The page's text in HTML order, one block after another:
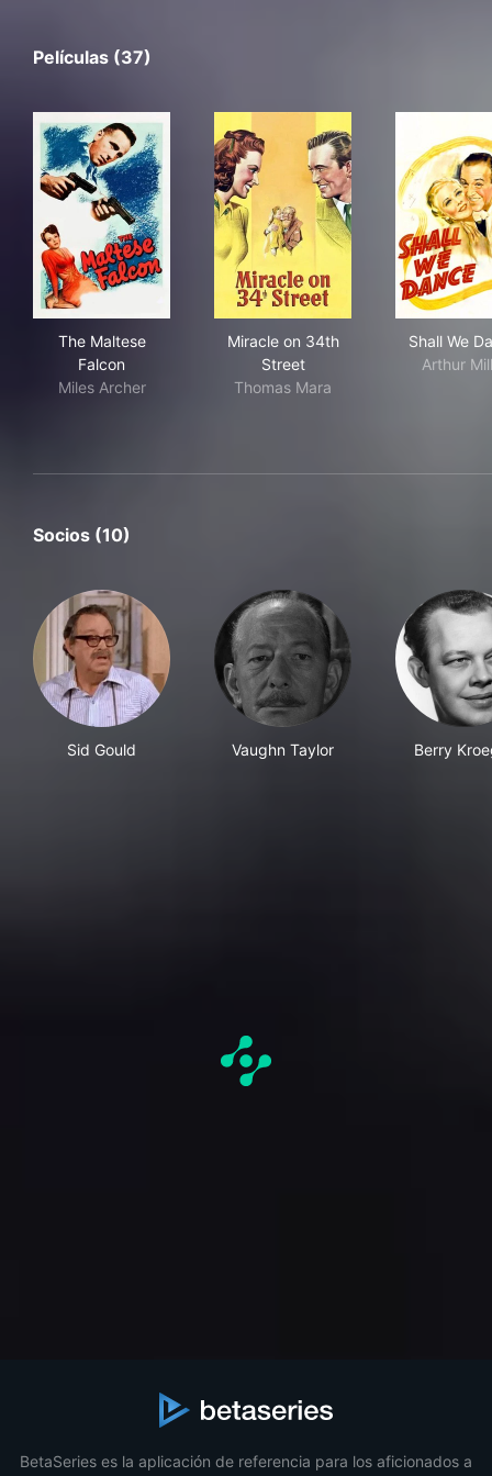
Películas (37)
The Maltese
Falcon
Miles Archer
Miracle on 34th
Street
Thomas Mara
Shall We
Arthur
Socios (10)
Sid Gould Vaughn Taylor Berry
BetaSeries es la aplicación de referencia para los aficionados a